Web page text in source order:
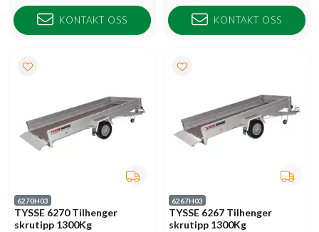
KONTAKT OSS KONTAKT OSS
6270H03
TYSSE 6270 Tilhenger
skrutipp 1300Kg
6267H03
TYSSE 6267 Tilhenger
skrutipp 1300Kg